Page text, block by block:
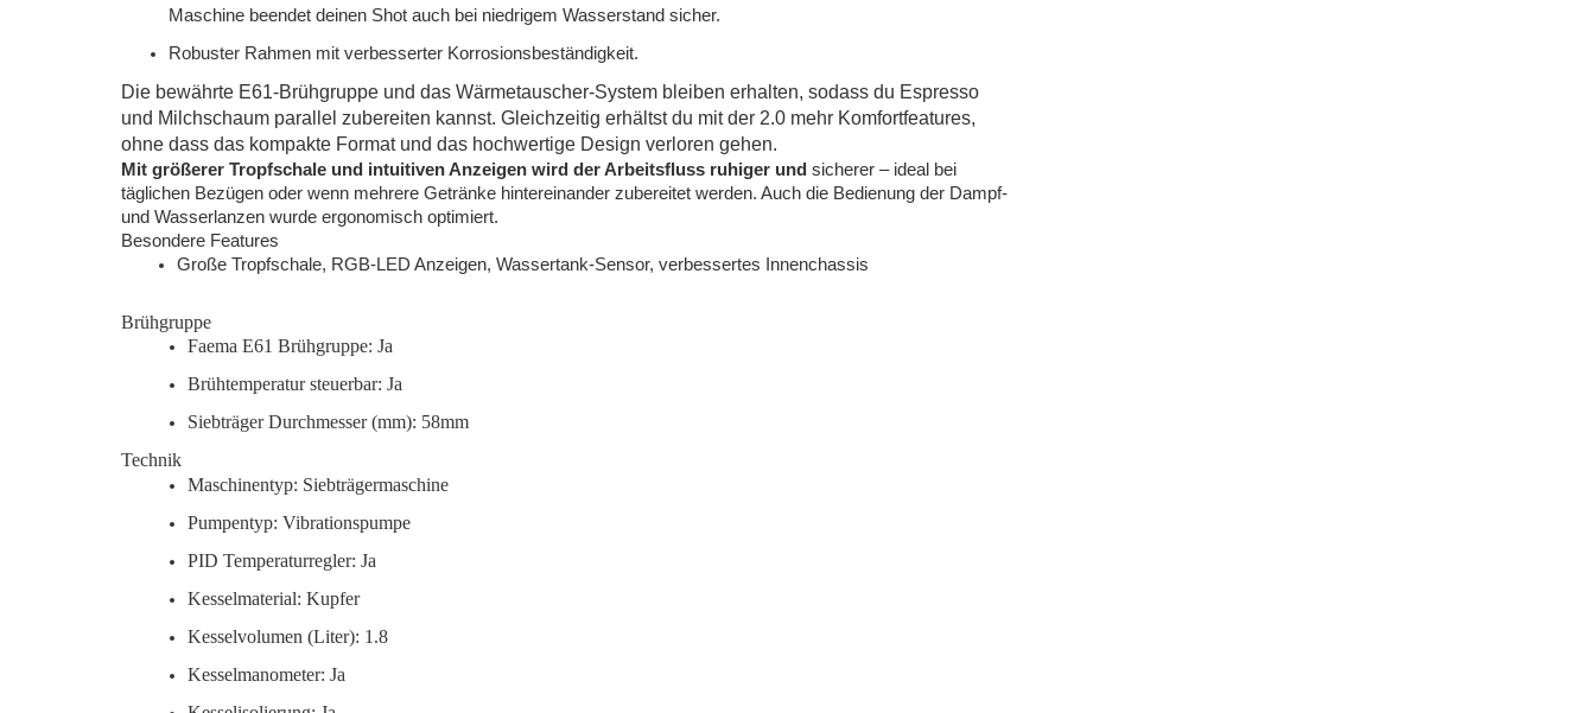
Maschine beendet deinen Shot auch bei niedrigem Wasserstand sicher.
Robuster Rahmen mit verbesserter Korrosionsbeständigkeit.
Die bewährte E61-Brühgruppe und das Wärmetauscher-System bleiben erhalten, sodass du Espresso
und Milchschaum parallel zubereiten kannst. Gleichzeitig erhältst du mit der 2.0 mehr Komfortfeatures,
ohne dass das kompakte Format und das hochwertige Design verloren gehen.
Mit größerer Tropfschale und intuitiven Anzeigen wird der Arbeitsfluss ruhiger und sicherer – ideal bei
täglichen Bezügen oder wenn mehrere Getränke hintereinander zubereitet werden. Auch die Bedienung der Dampf-
und Wasserlanzen wurde ergonomisch optimiert.
Besondere Features
Große Tropfschale, RGB-LED Anzeigen, Wassertank-Sensor, verbessertes Innenchassis
Brühgruppe
Faema E61 Brühgruppe: Ja
Brühtemperatur steuerbar: Ja
Siebträger Durchmesser (mm): 58mm
Technik
Maschinentyp: Siebträgermaschine
Pumpentyp: Vibrationspumpe
PID Temperaturregler: Ja
Kesselmaterial: Kupfer
Kesselvolumen (Liter): 1.8
Kesselmanometer: Ja